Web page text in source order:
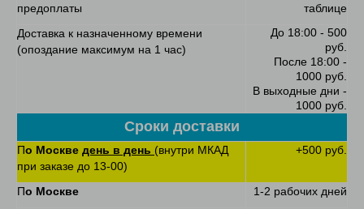
предоплаты
таблице
Доставка к назначенному времени
(опоздание максимум на 1 час)
До 18:00 - 500
руб.
После 18:00 -
1000 руб.
В выходные дни -
1000 руб.
Сроки доставки
По Москве день в день (внутри МКАД
при заказе до 13-00)
+500 руб.
По Москве
1-2 рабочих дней